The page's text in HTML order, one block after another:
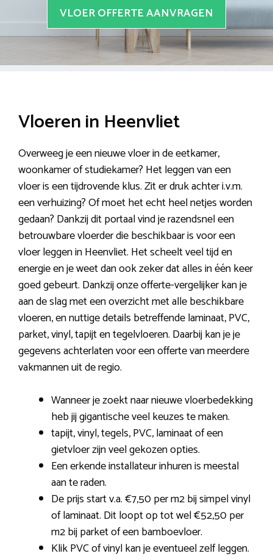
VLOER OFFERTE AANVRAGEN
Vloeren in Heenvliet
Overweeg je een nieuwe vloer in de eetkamer,
woonkamer of studiekamer? Het leggen van een
vloer is een tijdrovende klus. Zit er druk achter i.v.m.
een verhuizing? Of moet het echt heel netjes worden
gedaan? Dankzij dit portaal vind je razendsnel een
betrouwbare vloerder die beschikbaar is voor een
vloer leggen in Heenvliet. Het scheelt veel tijd en
energie en je weet dan ook zeker dat alles in één keer
goed gebeurt. Dankzij onze offerte-vergelijker kan je
aan de slag met een overzicht met alle beschikbare
vloeren, en nuttige details betreffende laminaat, PVC,
parket, vinyl, tapijt en tegelvloeren. Daarbij kan je je
gegevens achterlaten voor een offerte van meerdere
vakmannen uit de regio.
Wanneer je zoekt naar nieuwe vloerbedekking
heb jij gigantische veel keuzes te maken.
tapijt, vinyl, tegels, PVC, laminaat of een
gietvloer zijn veel gekozen opties.
Een erkende installateur inhuren is meestal
aan te raden.
De prijs start v.a. €7,50 per m2 bij simpel vinyl
of laminaat. Dit loopt op tot wel €52,50 per
m2 bij parket of een bamboevloer.
Klik PVC of vinyl kan je eventueel zelf leggen.